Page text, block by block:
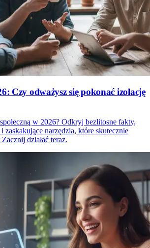
Czy odważysz się pokonać izolację
w 2026? Odkryj bezlitosne fakty,
zaskakujące narzędzia, które skutecznie
działać teraz.